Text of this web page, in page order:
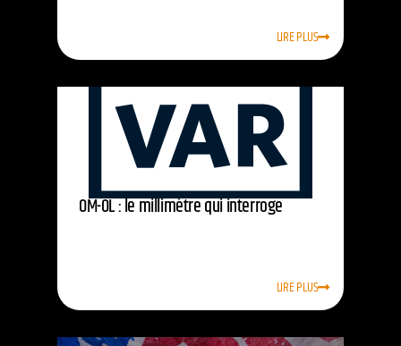
LIRE PLUS
OM-OL : le millimètre qui interroge
LIRE PLUS